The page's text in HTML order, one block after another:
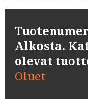
Alkosta.
olevat
Oluet